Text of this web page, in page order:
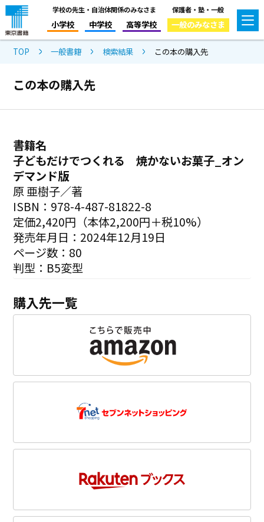
学校の先生・自治体関係のみなさま
小学校 中学校 高等学校
保護者・塾・一般
一般のみなさま
TOP 一般書籍 検索結果 この本の購入先
この本の購入先
書籍名
子どもだけでつくれる 焼かないお菓子_オン
デマンド版
原 亜樹子／著
ISBN：978-4-487-81822-8
定価2,420円（本体2,200円＋税10%）
発売年月日：2024年12月19日
ページ数：80
判型：B5変型
購入先一覧